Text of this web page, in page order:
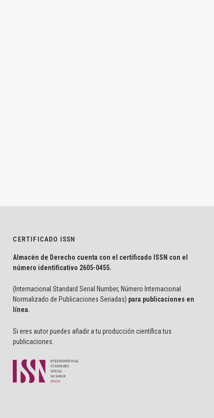
CERTIFICADO ISSN
Almacén de Derecho cuenta con el certificado ISSN con el
número identificativo 2605-0455.
(Internacional Standard Serial Number, Número Internacional
Normalizado de Publicaciones Seriadas) para publicaciones en
línea.
Si eres autor puedes añadir a tu producción científica tus
publicaciones.